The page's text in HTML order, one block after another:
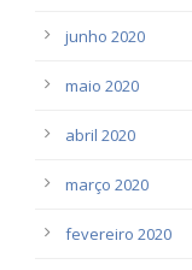
junho 2020
maio 2020
abril 2020
março 2020
fevereiro 2020